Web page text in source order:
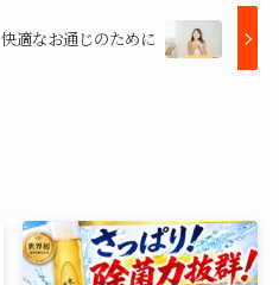
快適なお通じのために